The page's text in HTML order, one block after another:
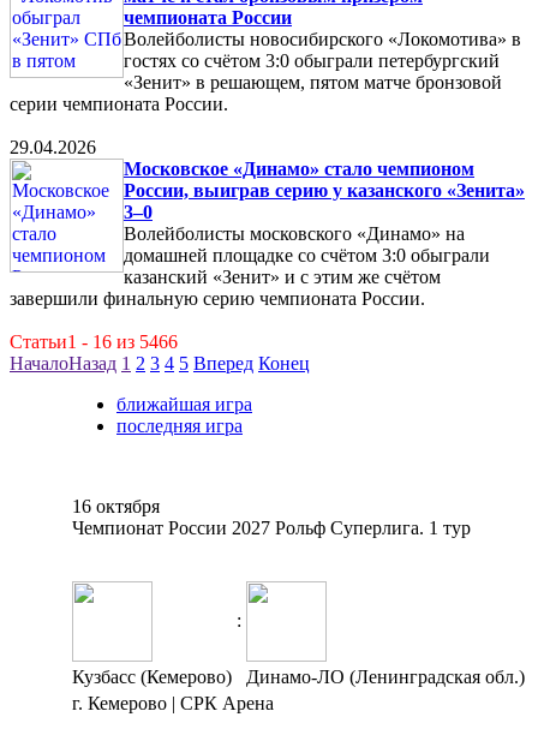
чемпионата России
Волейболисты новосибирского «Локомотива» в
гостях со счётом 3:0 обыграли петербургский
«Зенит» в решающем, пятом матче бронзовой
серии чемпионата России.
29.04.2026
Московское «Динамо» стало чемпионом
России, выиграв серию у казанского «Зенита»
3–0
Волейболисты московского «Динамо» на
домашней площадке со счётом 3:0 обыграли
казанский «Зенит» и с этим же счётом
завершили финальную серию чемпионата России.
Статьи1 - 16 из 5466
НачалоНазад 1 2 3 4 5 Вперед Конец
ближайшая игра
последняя игра
16 октября
Чемпионат России 2027 Рольф Суперлига. 1 тур
:
Кузбасс (Кемерово)
Динамо-ЛО (Ленинградская обл.)
г. Кемерово | СРК Арена